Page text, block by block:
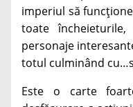
imperiul să
toate
personaje
totul culminând
Este o carte